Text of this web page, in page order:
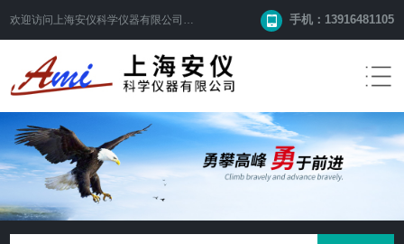
欢迎访问 上海安仪科学仪器有限公司 网站！ 手机：13916481105